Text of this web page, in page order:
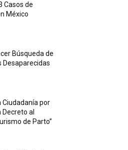
Casos de
México
Búsqueda de
Desaparecidas
Ciudadanía por
Decreto al
de Parto”